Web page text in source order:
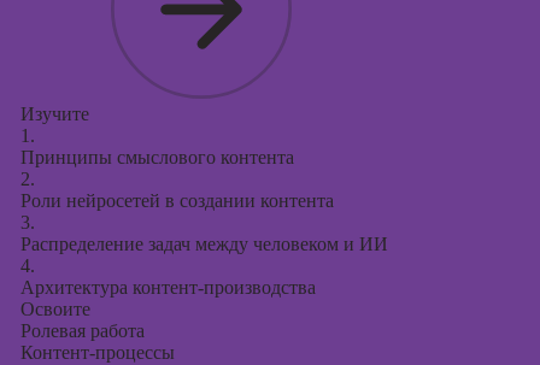
Изучите
1.
Принципы смыслового контента
2.
Роли нейросетей в создании контента
3.
Распределение задач между человеком и ИИ
4.
Архитектура контент-производства
Освоите
Ролевая работа
Контент-процессы